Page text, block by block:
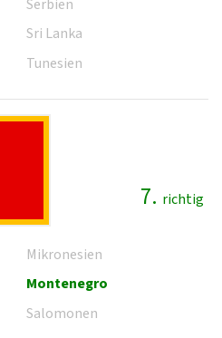
Serbien
Sri Lanka
Tunesien
7. richtig
Mikronesien
Montenegro
Salomonen